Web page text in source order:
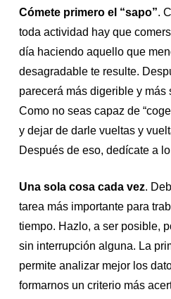
Cómeteprimero el “sapo”.
toda actividad hay que
día haciendo aquello que
desagradable te resulte.
parecerá más digerible y más
Como no seas capaz de
y dejar de darle vueltas y
Después de eso, dedícate a
Una sola cosa cada vez.
tarea más importante para
tiempo. Hazlo, a ser posible,
sin interrupción alguna. La
permite analizar mejor los
formarnos un criterio más